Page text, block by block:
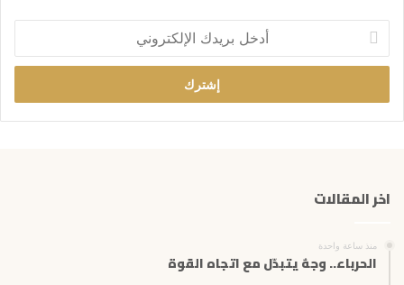
خ
ب
ر
اخر المقالات
منذ ساعة واحدة
الحرباء.. وجهٌ يتبدّل مع اتجاه القوة